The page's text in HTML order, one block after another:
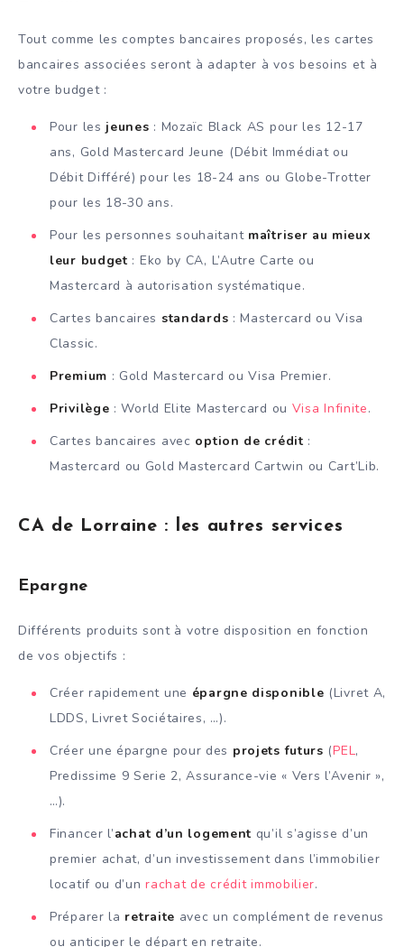
Tout comme les comptes bancaires proposés, les cartes
bancaires associées seront à adapter à vos besoins et à
votre budget :
Pour les jeunes : Mozaïc Black AS pour les 12-17
ans, Gold Mastercard Jeune (Débit Immédiat ou
Débit Différé) pour les 18-24 ans ou Globe-Trotter
pour les 18-30 ans.
Pour les personnes souhaitant maîtriser au mieux
leur budget : Eko by CA, L’Autre Carte ou
Mastercard à autorisation systématique.
Cartes bancaires standards : Mastercard ou Visa
Classic.
Premium : Gold Mastercard ou Visa Premier.
Privilège : World Elite Mastercard ou Visa Infinite.
Cartes bancaires avec option de crédit :
Mastercard ou Gold Mastercard Cartwin ou Cart’Lib.
CA de Lorraine : les autres services
Epargne
Différents produits sont à votre disposition en fonction
de vos objectifs :
Créer rapidement une épargne disponible (Livret A,
LDDS, Livret Sociétaires, …).
Créer une épargne pour des projets futurs (PEL,
Predissime 9 Serie 2, Assurance-vie « Vers l’Avenir »,
…).
Financer l’achat d’un logement qu’il s’agisse d’un
premier achat, d’un investissement dans l’immobilier
locatif ou d’unrachat de crédit immobilier.
Préparer la retraite avec un complément de revenus
ou anticiper le départ en retraite.